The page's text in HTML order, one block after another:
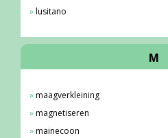
lusitano
M
maagverkleining
magnetiseren
mainecoon